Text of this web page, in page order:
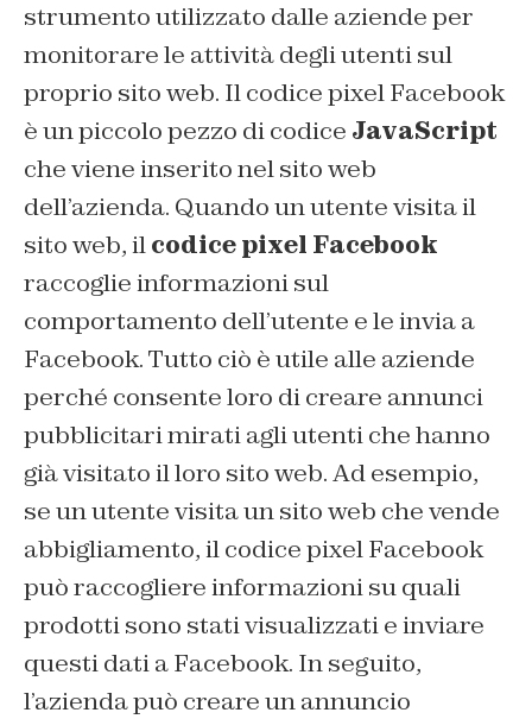
strumento utilizzato dalle aziende per
monitorare le attività degli utenti sul
proprio sito web. Il codice pixel Facebook
è un piccolo pezzo di codice JavaScript
che viene inserito nel sito web
dell’azienda. Quando un utente visita il
sito web, ilcodice pixel Facebook
raccoglie informazioni sul
comportamento dell’utente e le invia a
Facebook. Tutto ciò è utile alle aziende
perché consente loro di creare annunci
pubblicitari mirati agli utenti che hanno
già visitato il loro sito web. Ad esempio,
se un utente visita un sito web che vende
abbigliamento, il codice pixel Facebook
può raccogliere informazioni su quali
prodotti sono stati visualizzati e inviare
questi dati a Facebook. In seguito,
l’azienda può creare un annuncio